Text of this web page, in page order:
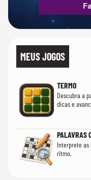
MEUS JOGOS
TERMO
Descubra a
dicas e
PALAVRAS
Interprete
ritmo.